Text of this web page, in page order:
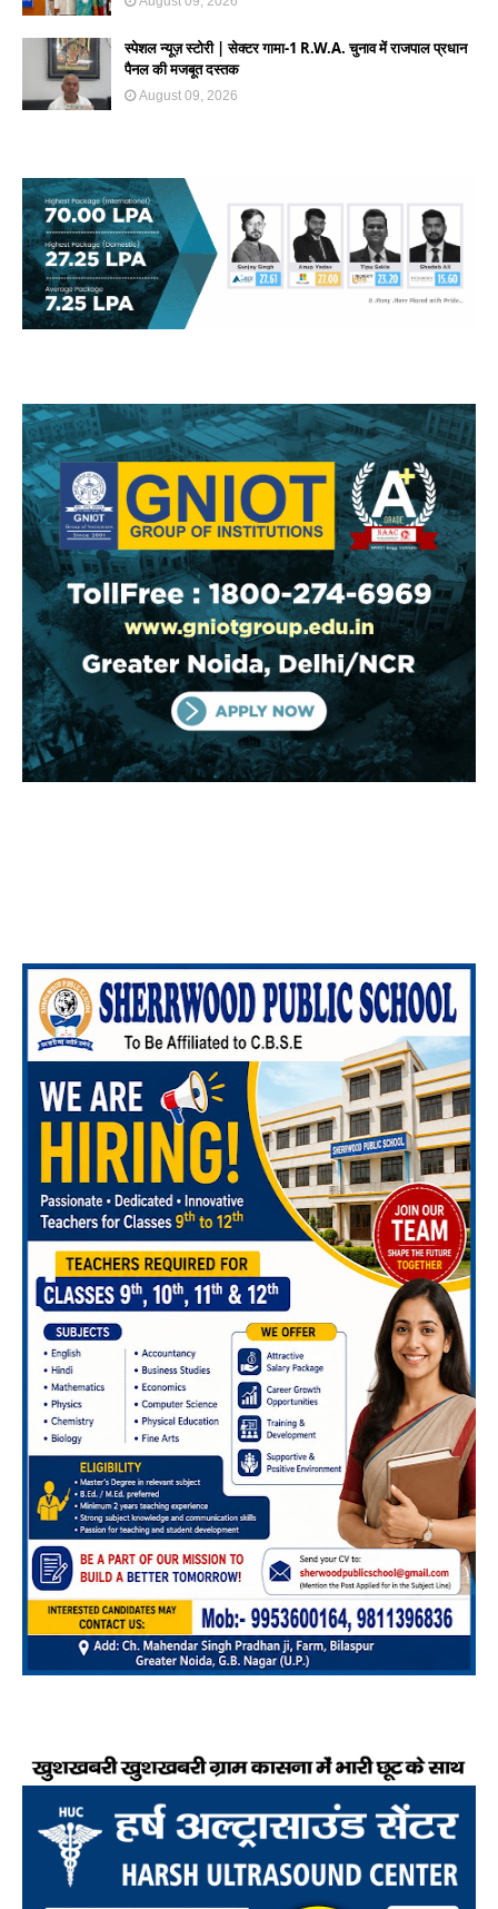
स्पेशल न्यूज़ स्टोरी | सेक्टर गामा-1 R.W.A. चुनाव में राजपाल प्रधान
पैनल की मजबूत दस्तक
August 09, 2026